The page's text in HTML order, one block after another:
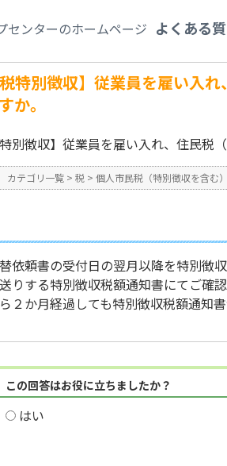
よくある
税特別徴収】従業員を雇い入
か。
特別徴収】従業員を雇い入れ、住民
カテゴリ一覧 > 税 > 個人市民税（特別徴収を含む
依頼書の受付日の翌月以降を特別徴
りする特別徴収税額通知書にてご確
２か月経過しても特別徴収税額通知
この回答はお役に立ちましたか？
はい